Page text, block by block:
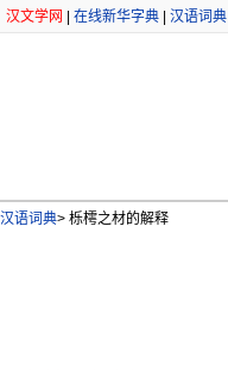
汉文学网 在线新华字典 汉语词典
汉语词典> 栎樗之材的解释